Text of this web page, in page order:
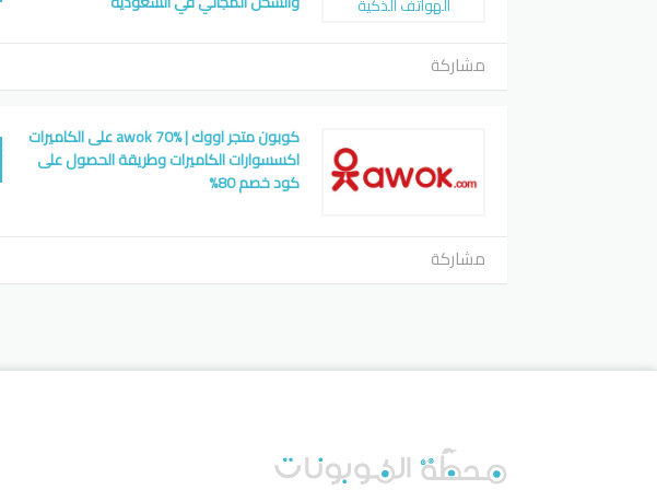
مشاركة
كوبون متجر اووك | awok 70% على الكاميرات
اكسسوارات الكاميرات وطريقة الحصول على
كود خصم 80%
مشاركة